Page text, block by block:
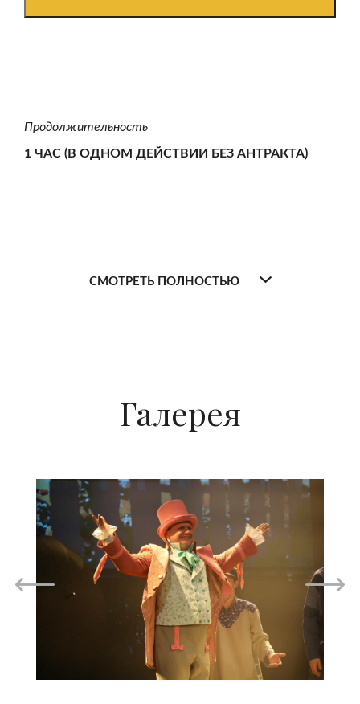
Продолжительность
1 ЧАС (В ОДНОМ ДЕЙСТВИИ БЕЗ АНТРАКТА)
СМОТРЕТЬ ПОЛНОСТЬЮ
Галерея